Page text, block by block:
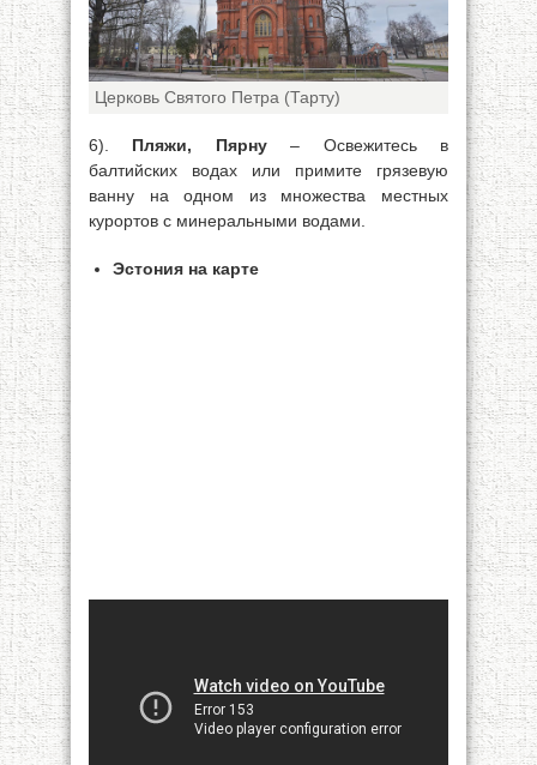
Церковь Святого Петра (Тарту)
6). Пляжи, Пярну– Освежитесь в
балтийских водах или примите грязевую
ванну на одном из множества местных
курортов с минеральными водами.
Эстония на карте